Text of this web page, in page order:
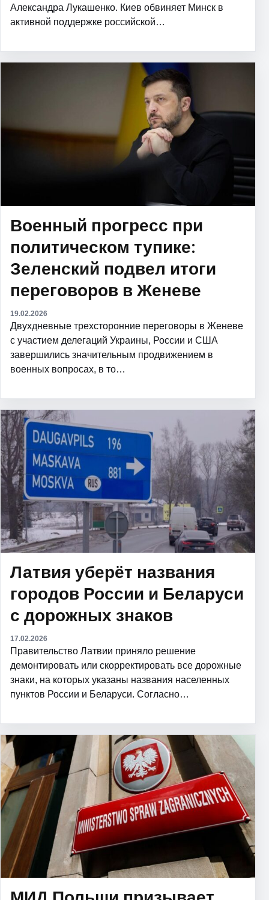
Александра Лукашенко. Киев обвиняет Минск в
активной поддержке российской…
Военный прогресс при
политическом тупике:
Зеленский подвел итоги
переговоров в Женеве
19.02.2026
Двухдневные трехсторонние переговоры в Женеве
с участием делегаций Украины, России и США
завершились значительным продвижением в
военных вопросах, в то…
Латвия уберёт названия
городов России и Беларуси
с дорожных знаков
17.02.2026
Правительство Латвии приняло решение
демонтировать или скорректировать все дорожные
знаки, на которых указаны названия населенных
пунктов России и Беларуси. Согласно…